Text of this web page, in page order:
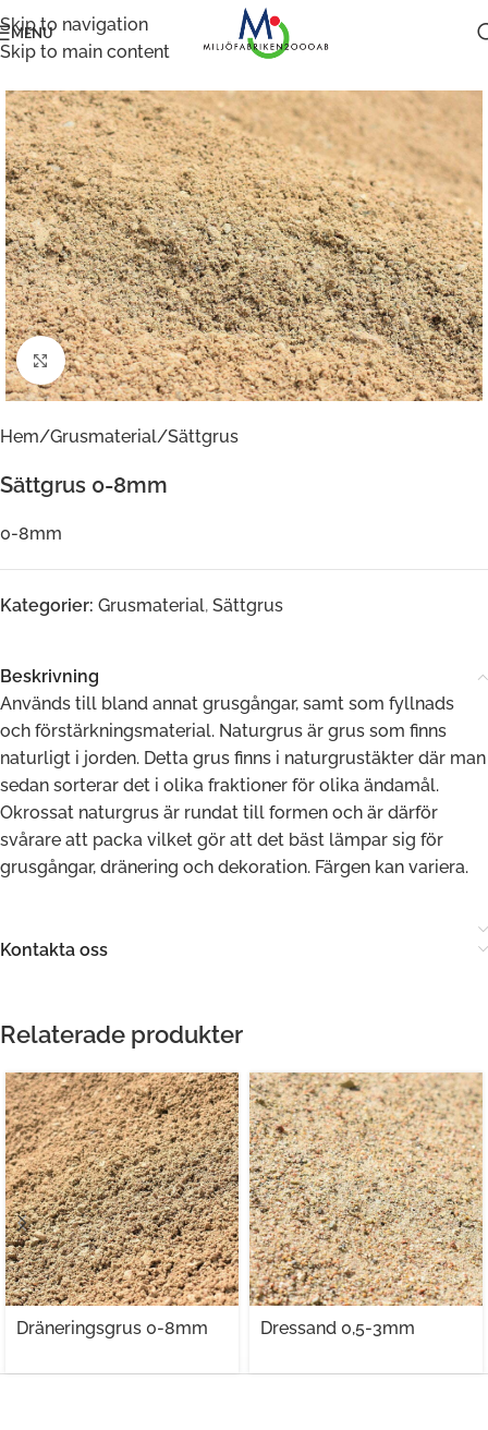
Skip to navigation
Skip to main content
MENU
Klicka för att förstora
Hem/Grusmaterial/Sättgrus
Sättgrus 0-8mm
0-8mm
Kategorier: Grusmaterial, Sättgrus
Beskrivning
Används till bland annat grusgångar, samt som fyllnads
och förstärkningsmaterial. Naturgrus är grus som finns
naturligt i jorden. Detta grus finns i naturgrustäkter där man
sedan sorterar det i olika fraktioner för olika ändamål.
Okrossat naturgrus är rundat till formen och är därför
svårare att packa vilket gör att det bäst lämpar sig för
grusgångar, dränering och dekoration. Färgen kan variera.
Kontakta oss
Relaterade produkter
Dräneringsgrus 0-8mm Dressand 0,5-3mm